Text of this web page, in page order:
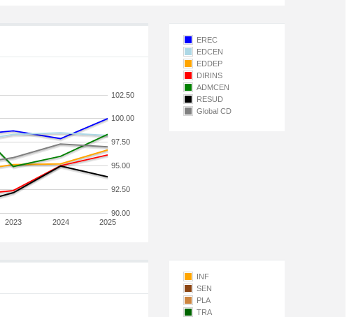
2023 2024 2025
90.00
92.50
95.00
97.50
100.00
102.50
EREC
EDCEN
EDDEP
DIRINS
ADMCEN
RESUD
Global CD
INF
SEN
PLA
TRA